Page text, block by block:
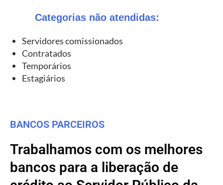
Categorias não atendidas:
Servidores comissionados
Contratados
Temporários
Estagiários
BANCOS PARCEIROS
Trabalhamos com os melhores
bancos para a liberação de